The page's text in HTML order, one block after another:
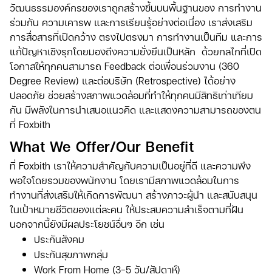
วัฒนธรรมองค์กรของเราถูกสร้างขึ้นบนพื้นฐานของ การทำงาน
ร่วมกัน ความเคารพ และการเรียนรู้อย่างต่อเนื่อง เราส่งเสริม
การสื่อสารที่เปิดกว้าง ตรงไปตรงมา การทำงานเป็นทีม และการ
แก้ปัญหาเชิงรุกโดยมองถึงความยั่งยืนเป็นหลัก ด้วยกลไกที่เปิด
โอกาสให้ทุกคนสามารถ Feedback ต่อเพื่อนร่วมงาน (360
Degree Review) และต่อบริษัท (Retrospective) ได้อย่าง
ปลอดภัย ช่วยสร้างสภาพแวดล้อมที่ทำให้ทุกคนมีสิทธิเท่าเทียม
กัน มีพลังในการนำเสนอแนวคิด และแสดงความสามารถของตน
ที่ Foxbith
What We Offer/Our Benefit
ที่ Foxbith เราให้ความสำคัญกับความเป็นอยู่ที่ดี และความพึง
พอใจโดยรวมของพนักงาน โดยเรามีสภาพแวดล้อมในการ
ทำงานที่ส่งเสริมให้เกิดการพัฒนา สร้างภาวะผู้นำ และสนับสนุน
ในเป้าหมายชีวิตของแต่ละคน ให้ประสบความสำเร็จตามที่ฝัน
นอกจากนี้ยังมีผลประโยชน์อื่นๆ อีก เช่น
ประกันสังคม
ประกันสุขภาพกลุ่ม
Work From Home (3-5 วัน/สัปดาห์)